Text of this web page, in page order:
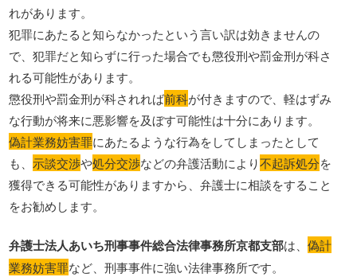
れがあります。
犯罪にあたると知らなかったという言い訳は効きませんの
で、犯罪だと知らずに行った場合でも懲役刑や罰金刑が科さ
れる可能性があります。
懲役刑や罰金刑が科されれば前科が付きますので、軽はずみ
な行動が将来に悪影響を及ぼす可能性は十分にあります。
偽計業務妨害罪にあたるような行為をしてしまったとして
も、 示談交渉や処分交渉などの弁護活動により不起訴処分を
獲得できる可能性がありますから、弁護士に相談をすること
をお勧めします。
弁護士法人あいち刑事事件総合法律事務所京都支部は、偽計
業務妨害罪など、刑事事件に強い法律事務所です。